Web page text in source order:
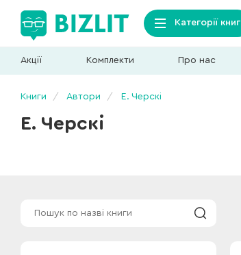
Категорії книг
Акції Комплекти Про нас
Книги Автори Е. Черскі
Е. Черскі